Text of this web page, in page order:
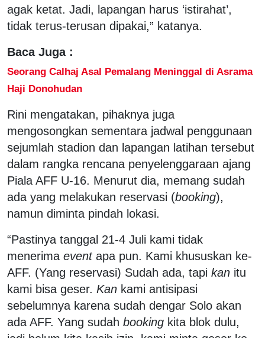
agak ketat. Jadi, lapangan harus ‘istirahat’,
tidak terus-terusan dipakai,” katanya.
Baca Juga :
Seorang Calhaj Asal Pemalang Meninggal di Asrama
Haji Donohudan
Rini mengatakan, pihaknya juga
mengosongkan sementara jadwal penggunaan
sejumlah stadion dan lapangan latihan tersebut
dalam rangka rencana penyelenggaraan ajang
Piala AFF U-16. Menurut dia, memang sudah
ada yang melakukan reservasi (booking),
namun diminta pindah lokasi.
“Pastinya tanggal 21-4 Juli kami tidak
menerima eventapa pun. Kami khususkan ke-
AFF. (Yang reservasi) Sudah ada, tapi kan itu
kami bisa geser. Kan kami antisipasi
sebelumnya karena sudah dengar Solo akan
ada AFF. Yang sudah booking kita blok dulu,